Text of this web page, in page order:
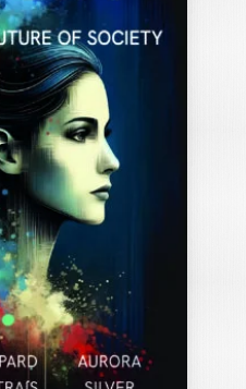
EN
|
|
EWAN OIRY
(2025),
de recherche
49,00